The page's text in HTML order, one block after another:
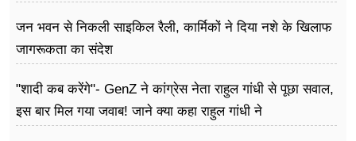
जन भवन से निकली साइकिल रैली, कार्मिकों ने दिया नशे के खिलाफ
जागरूकता का संदेश
"शादी कब करेंगे"- GenZ ने कांग्रेस नेता राहुल गांधी से पूछा सवाल,
इस बार मिल गया जवाब! जाने क्या कहा राहुल गांधी ने